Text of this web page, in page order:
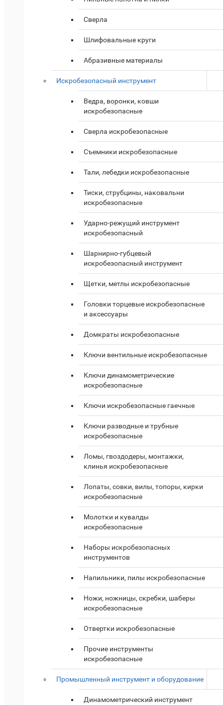
Сверла
Шлифовальные круги
Абразивные материалы
Искробезопасный инструмент
Ведра, воронки, ковши
искробезопасные
Сверла искробезопасные
Съемники искробезопасные
Тали, лебедки искробезопасные
Тиски, струбцины, наковальни
искробезопасные
Ударно-режущий инструмент
искробезопасный
Шарнирно-губцевый
искробезопасный инструмент
Щетки, метлы искробезопасные
Головки торцевые искробезопасные
и аксессуары
Домкраты искробезопасные
Ключи вентильные искробезопасные
Ключи динамометрические
искробезопасные
Ключи искробезопасные гаечные
Ключи разводные и трубные
искробезопасные
Ломы, гвоздодеры, монтажки,
клинья искробезопасные
Лопаты, совки, вилы, топоры, кирки
искробезопасные
Молотки и кувалды
искробезопасные
Наборы искробезопасных
инструментов
Напильники, пилы искробезопасные
Ножи, ножницы, скребки, шаберы
искробезопасные
Отвертки искробезопасные
Прочие инструменты
искробезопасные
Промышленный инструмент и оборудование
Динамометрический инструмент